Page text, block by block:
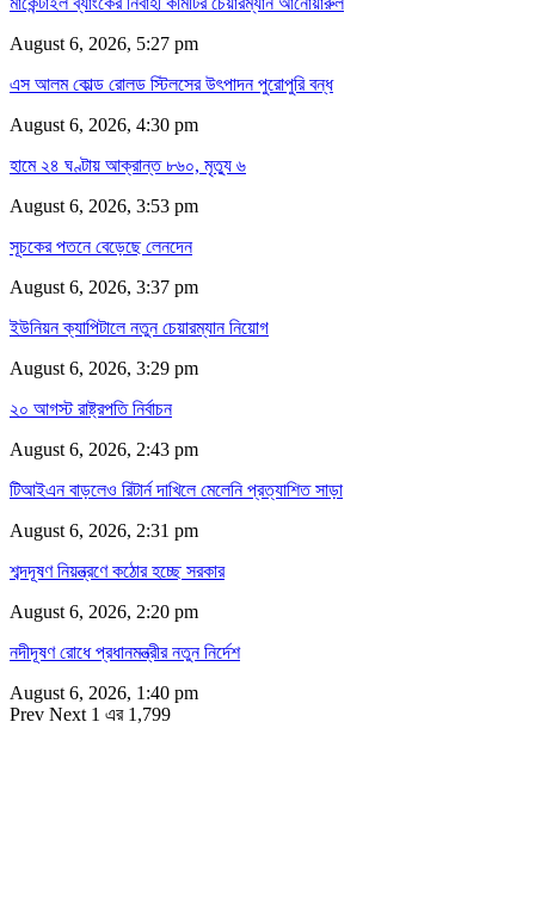
August 6, 2026, 5:27 pm
এস আলম কোল্ড রোলড স্টিলসের উৎপাদন পুরোপুরি বন্ধ
August 6, 2026, 4:30 pm
হামে ২৪ ঘণ্টায় আক্রান্ত ৮৬০, মৃত্যু ৬
August 6, 2026, 3:53 pm
সূচকের পতনে বেড়েছে লেনদেন
August 6, 2026, 3:37 pm
ইউনিয়ন ক্যাপিটালে নতুন চেয়ারম্যান নিয়োগ
August 6, 2026, 3:29 pm
২০ আগস্ট রাষ্ট্রপতি নির্বাচন
August 6, 2026, 2:43 pm
টিআইএন বাড়লেও রিটার্ন দাখিলে মেলেনি প্রত্যাশিত সাড়া
August 6, 2026, 2:31 pm
শব্দদূষণ নিয়ন্ত্রণে কঠোর হচ্ছে সরকার
August 6, 2026, 2:20 pm
নদীদূষণ রোধে প্রধানমন্ত্রীর নতুন নির্দেশ
August 6, 2026, 1:40 pm
Prev Next 1 এর 1,799